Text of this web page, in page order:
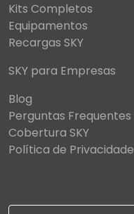
Kits Completos
Equipamentos
Recargas SKY
SKY para Empresas
Blog
Perguntas Frequentes
Cobertura SKY
Política de Privacidade